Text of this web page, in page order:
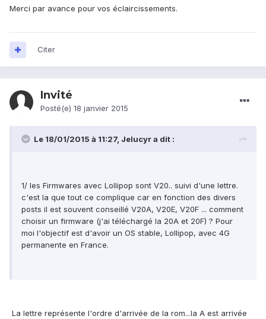
Merci par avance pour vos éclaircissements.
Citer
Invité
Posté(e) 18 janvier 2015
Le 18/01/2015 à 11:27, Jelucyr a dit :
1/ les Firmwares avec Lollipop sont V20.. suivi d'une lettre.
c'est la que tout ce complique car en fonction des divers
posts il est souvent conseillé V20A, V20E, V20F ... comment
choisir un firmware (j'ai téléchargé la 20A et 20F) ? Pour
moi l'objectif est d'avoir un OS stable, Lollipop, avec 4G
permanente en France.
La lettre représente l'ordre d'arrivée de la rom...la A est arrivée